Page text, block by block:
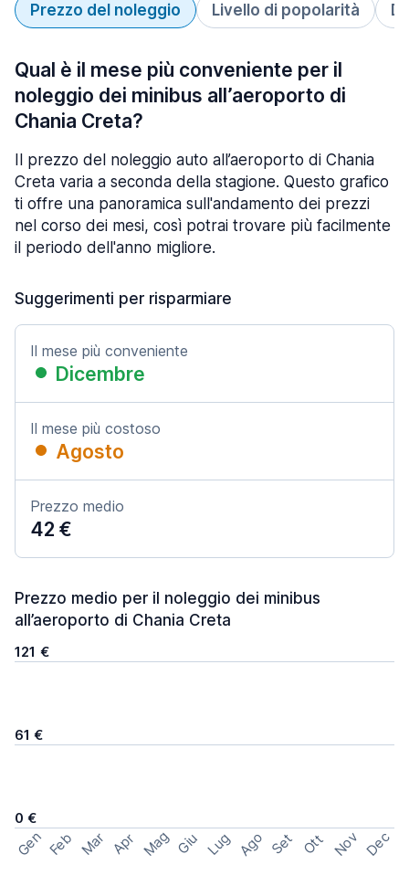
Prezzo del noleggio Livello di popolarità
Qual è il mese più conveniente per il
noleggio dei minibus all’aeroporto di
Chania Creta?
Il prezzo del noleggio auto all’aeroporto di Chania
Creta varia a seconda della stagione. Questo grafico
ti offre una panoramica sull'andamento dei prezzi
nel corso dei mesi, così potrai trovare più facilmente
il periodo dell'anno migliore.
Suggerimenti per risparmiare
Il mese più conveniente
Dicembre
Il mese più costoso
Agosto
Prezzo medio
42 €
Prezzo medio per il noleggio dei minibus
all’aeroporto di Chania Creta
121 €
61 €
0 €
Gen Feb Mar Apr Mag Giu Lug Ago Set Ott Nov Dec